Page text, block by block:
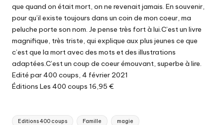
que quand on était mort, on ne revenait jamais. En souvenir,
pour qu’il existe toujours dans un coin de mon coeur, ma
peluche porte son nom. Je pense très fort à lui.C’est un livre
magnifique, très triste, qui explique aux plus jeunes ce que
c’est que la mort avec des mots et des illustrations
adaptées.C’est un coup de coeur émouvant, superbe à lire.
Edité par 400 coups, 4 février 2021
Éditions Les 400 coups 16,95 €
Tags:
Editions 400 coups Famille magie